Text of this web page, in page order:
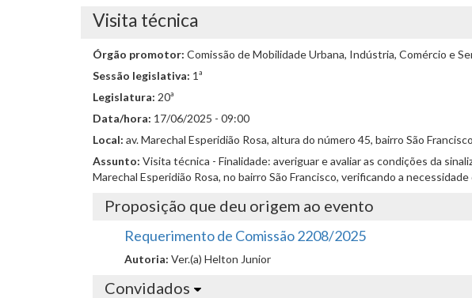
Visita técnica
Órgão promotor: Comissão de Mobilidade Urbana, Indústria, Comércio e
Sessão legislativa: 1ª
Legislatura: 20ª
Data/hora: 17/06/2025 - 09:00
Local: av. Marechal Esperidião Rosa, altura do número 45, bairro São Francisco
Assunto: Visita técnica - Finalidade: averiguar e avaliar as condições da
Marechal Esperidião Rosa, no bairro São Francisco, verificando a
Proposição que deu origem ao evento
Requerimento de Comissão 2208/2025
Autoria: Ver.(a) Helton Junior
Convidados